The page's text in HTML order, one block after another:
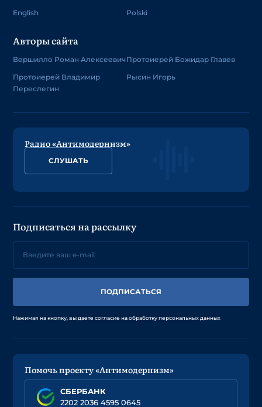
English
Polski
Авторы сайта
Вершилло Роман Алексеевич
Протоиерей Владимир
Переслегин
Протоиерей Божидар Главев
Рысин Игорь
Радио «Антимодернизм»
СЛУШАТЬ
Подписаться на рассылку
ПОДПИСАТЬСЯ
Нажимая на кнопку, вы даете согласие на обработку персональных данных
Помочь проекту «Антимодернизм»
СБЕРБАНК
2202 2036 4595 0645